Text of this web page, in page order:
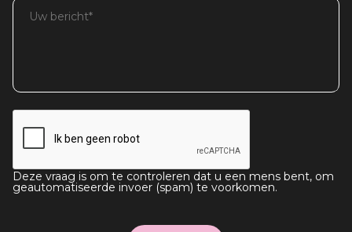
Deze vraag is om te controleren dat u een mens bent, om
geautomatiseerde invoer (spam) te voorkomen.